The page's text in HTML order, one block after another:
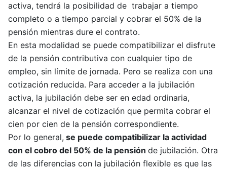
activa, tendrá la posibilidad de trabajar a tiempo
completo o a tiempo parcial y cobrar el 50% de la
pensión mientras dure el contrato.
En esta modalidad se puede compatibilizar el disfrute
de la pensión contributiva con cualquier tipo de
empleo, sin límite de jornada. Pero se realiza con una
cotización reducida. Para acceder a la jubilación
activa, la jubilación debe ser en edad ordinaria,
alcanzar el nivel de cotización que permita cobrar el
cien por cien de la pensión correspondiente.
Por lo general, se puede compatibilizar la actividad
con el cobro del 50% de la pensión de jubilación. Otra
de las diferencias con la jubilación flexible es que las